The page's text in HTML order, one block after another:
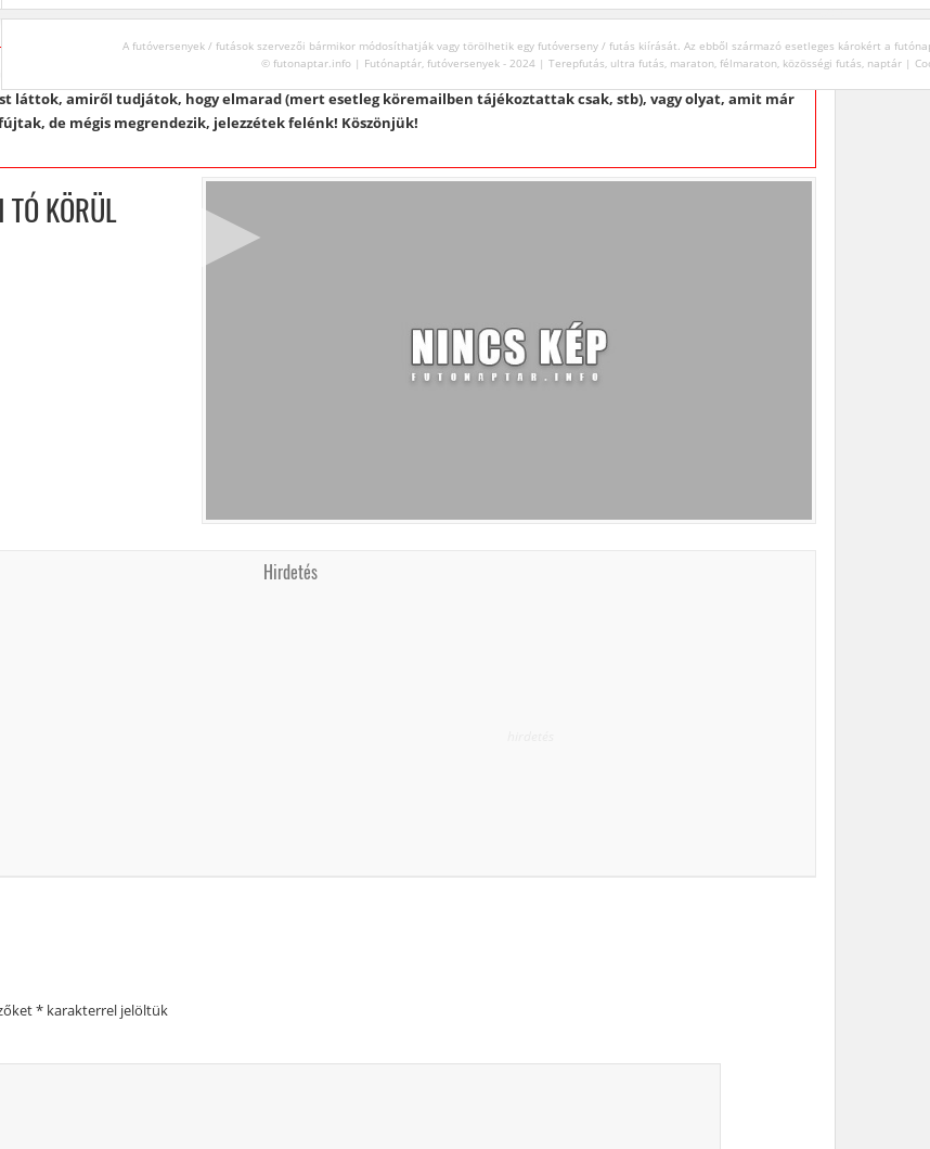
A futóversenyek / futások szervezői bármikor módosíthatják vagy törölhetik egy futóverseny / futás kiírását. Az ebből származó esetleges károkért a
© futonaptar.info | Futónaptár, futóversenyek - 2024 | Terepfutás, ultra futás, maraton, félmaraton, közösségi futás, naptár |
hogy 1 nappal a futás előtt kerül vissza valami, amit korábban lefújtak. Igyekszünk naprakészek lenni, de
amiről tudjátok, hogy elmarad (mert esetleg köremailben tájékoztattak csak, stb), vagy olyat, amit már
de mégis megrendezik, jelezzétek felénk! Köszönjük!
KÖRÜL
Hirdetés
*karakterrel jelöltük